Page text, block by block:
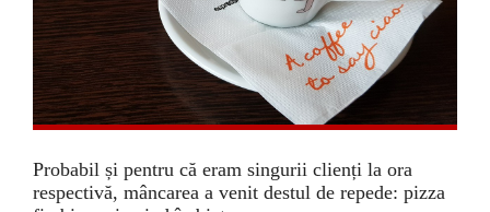
Probabil și pentru că eram singurii clienți la ora
respectivă, mâncarea a venit destul de repede: pizza